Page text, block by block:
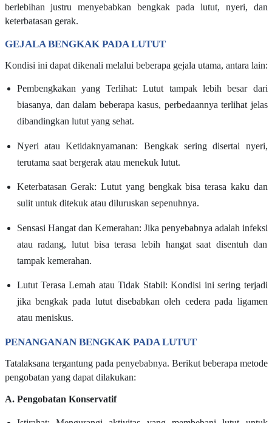
berlebihan justru menyebabkan bengkak pada lutut, nyeri, dan
keterbatasan gerak.
GEJALA BENGKAK PADA LUTUT
Kondisi ini dapat dikenali melalui beberapa gejala utama, antara lain:
Pembengkakan yang Terlihat: Lutut tampak lebih besar dari
biasanya, dan dalam beberapa kasus, perbedaannya terlihat jelas
dibandingkan lutut yang sehat.
Nyeri atau Ketidaknyamanan: Bengkak sering disertai nyeri,
terutama saat bergerak atau menekuk lutut.
Keterbatasan Gerak: Lutut yang bengkak bisa terasa kaku dan
sulit untuk ditekuk atau diluruskan sepenuhnya.
Sensasi Hangat dan Kemerahan: Jika penyebabnya adalah infeksi
atau radang, lutut bisa terasa lebih hangat saat disentuh dan
tampak kemerahan.
Lutut Terasa Lemah atau Tidak Stabil: Kondisi ini sering terjadi
jika bengkak pada lutut disebabkan oleh cedera pada ligamen
atau meniskus.
PENANGANAN BENGKAK PADA LUTUT
Tatalaksana tergantung pada penyebabnya. Berikut beberapa metode
pengobatan yang dapat dilakukan:
A. Pengobatan Konservatif